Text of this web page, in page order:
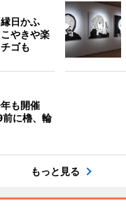
日かふ
やきや楽
ゴも
も開催
に櫓、輪
もっと見る